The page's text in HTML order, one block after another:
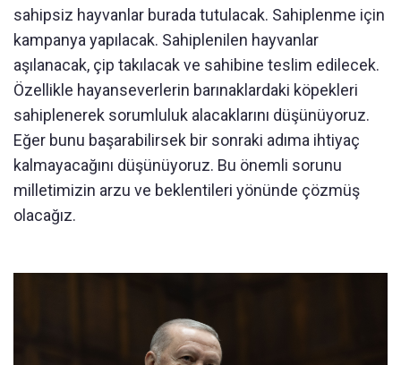
sahipsiz hayvanlar burada tutulacak. Sahiplenme için
kampanya yapılacak. Sahiplenilen hayvanlar
aşılanacak, çip takılacak ve sahibine teslim edilecek.
Özellikle hayanseverlerin barınaklardaki köpekleri
sahiplenerek sorumluluk alacaklarını düşünüyoruz.
Eğer bunu başarabilirsek bir sonraki adıma ihtiyaç
kalmayacağını düşünüyoruz. Bu önemli sorunu
milletimizin arzu ve beklentileri yönünde çözmüş
olacağız.